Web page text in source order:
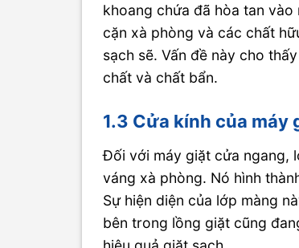
khoang chứa đã hòa tan
cặn xà phòng và các chất
sạch sẽ. Vấn đề này cho
chất và chất bẩn.
1.3 Cửa kính của máy
Đối với máy giặt cửa ngang,
váng xà phòng. Nó hình
Sự hiện diện của lớp màng
bên trong lồng giặt cũng